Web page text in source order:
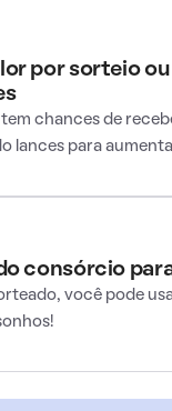
por sorteio
tem chances de
lances para
consórcio
você pode